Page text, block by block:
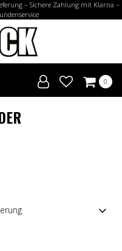
– Sichere Zahlung mit Klarna –
0